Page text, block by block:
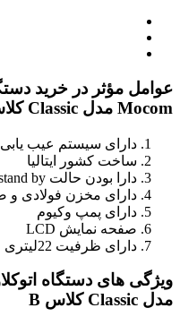
Mocom مدل Classic کلاس B
دارای سیستم عیب یابی
ساخت کشور ایتالیا
دارا بودن حالت stand by و کار در شب
دارای مخزن فولادی و
دارای پمپ وکیوم
صفحه نمایش LCD
دارای ظرفیت 22لیتری
مدل Classic کلاس B